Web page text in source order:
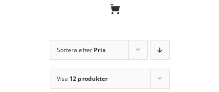
Jobba hos oss
Bli återförsäljare
Sortera efter Pris
Visa 12 produkter